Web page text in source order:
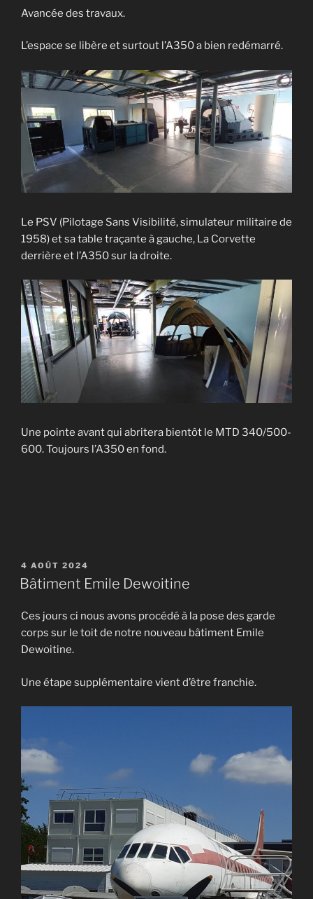
Avancée des travaux.
L’espace se libère et surtout l’A350 a bien redémarré.
Le PSV (Pilotage Sans Visibilité, simulateur militaire de
1958) et sa table traçante à gauche, La Corvette
derrière et l’A350 sur la droite.
Une pointe avant qui abritera bientôt le MTD 340/500-
600. Toujours l’A350 en fond.
PUBLIÉ
LE
4 AOÛT 2024
Bâtiment Emile Dewoitine
Ces jours ci nous avons procédé à la pose des garde
corps sur le toit de notre nouveau bâtiment Emile
Dewoitine.
Une étape supplémentaire vient d’être franchie.